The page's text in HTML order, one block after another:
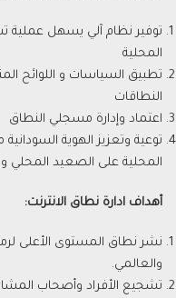
توفير نظام آلي يسهل عملية
المحلية
تطبيق السياسات و اللوائح
النطاقات
اعتماد وإدارة مسجلي النطاق
توعية وتعزيز الهوية
المحلية على الصعيد المحلي
أهداف ادارة نطاق الانترنت:
والعالمي.
تشجيع الأفراد وأصحاب